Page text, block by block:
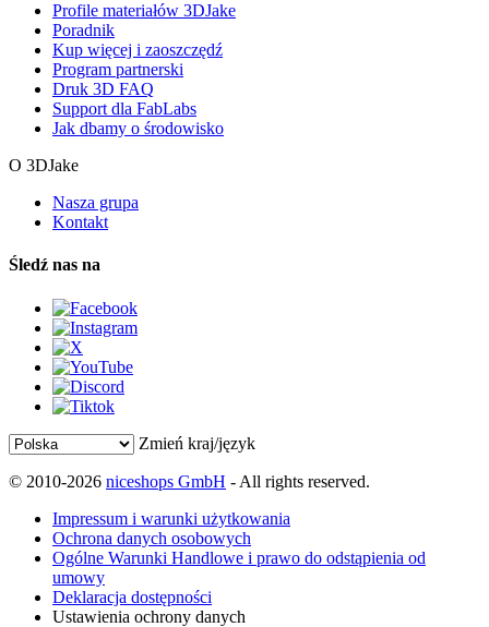
Profile materiałów 3DJake
Poradnik
Kup więcej i zaoszczędź
Program partnerski
Druk 3D FAQ
Support dla FabLabs
Jak dbamy o środowisko
O 3DJake
Nasza grupa
Kontakt
Śledź nas na
Zmień kraj/język
© 2010-2026 niceshops GmbH - All rights reserved.
Impressum i warunki użytkowania
Ochrona danych osobowych
Ogólne Warunki Handlowe i prawo do odstąpienia od
umowy
Deklaracja dostępności
Ustawienia ochrony danych